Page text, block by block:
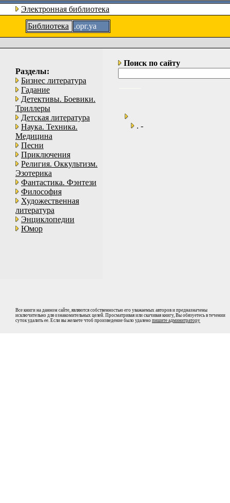
Электронная библиотека
Библиотека
.орг.уа
Разделы:
Бизнес литература
Гадание
Детективы. Боевики.
Триллеры
Детская литература
Наука. Техника.
Медицина
Песни
Приключения
Религия. Оккультизм.
Эзотерика
Фантастика. Фэнтези
Философия
Художественная
литература
Энциклопедии
Юмор
Поиск по сайту
. -
Все книги на данном сайте, являются собственностью его уважаемых авторов и предназначены
исключительно для ознакомительных целей. Просматривая или скачивая книгу, Вы обязуетесь в течении
суток удалить ее. Если вы желаете чтоб произведение было удалено пишите админитратору